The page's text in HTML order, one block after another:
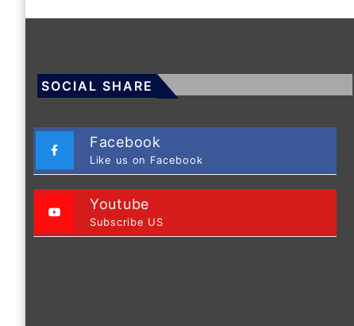
SOCIAL SHARE
Facebook
Like us on Facebook
Youtube
Subscribe US